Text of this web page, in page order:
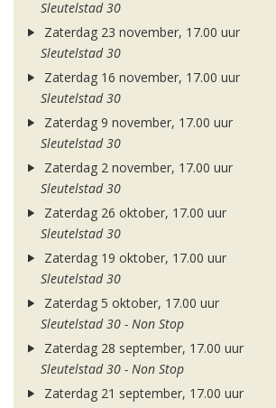
Sleutelstad 30
Zaterdag 23 november, 17.00 uur
Sleutelstad 30
Zaterdag 16 november, 17.00 uur
Sleutelstad 30
Zaterdag 9 november, 17.00 uur
Sleutelstad 30
Zaterdag 2 november, 17.00 uur
Sleutelstad 30
Zaterdag 26 oktober, 17.00 uur
Sleutelstad 30
Zaterdag 19 oktober, 17.00 uur
Sleutelstad 30
Zaterdag 5 oktober, 17.00 uur
Sleutelstad 30 - Non Stop
Zaterdag 28 september, 17.00 uur
Sleutelstad 30 - Non Stop
Zaterdag 21 september, 17.00 uur